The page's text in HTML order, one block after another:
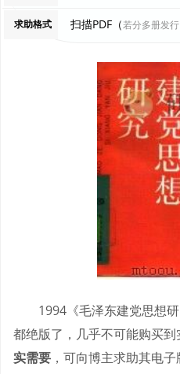
求助格式 扫描PDF（若分多册发
1994《毛泽东建党思想
都绝版了，几乎不可能购买到
实需要 ，可向博主求助其电